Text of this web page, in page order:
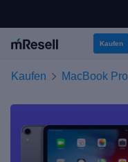
Kaufen
Kaufen MacBook Pro